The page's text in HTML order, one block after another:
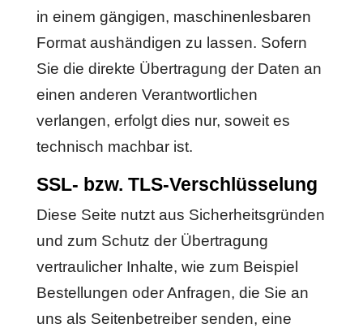
in einem gängigen, maschinenlesbaren
Format aushändigen zu lassen. Sofern
Sie die direkte Übertragung der Daten an
einen anderen Verantwortlichen
verlangen, erfolgt dies nur, soweit es
technisch machbar ist.
SSL- bzw. TLS-Verschlüsselung
Diese Seite nutzt aus Sicherheitsgründen
und zum Schutz der Übertragung
vertraulicher Inhalte, wie zum Beispiel
Bestellungen oder Anfragen, die Sie an
uns als Seitenbetreiber senden, eine